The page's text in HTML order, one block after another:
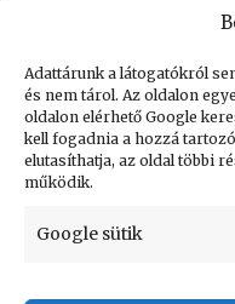
Adattárunk a látogatókról
és nem tárol. Az oldalon
oldalon elérhető Google
kell fogadnia a hozzá
elutasíthatja, az oldal többi
működik.
Google sütik
Létrehozva:
Utolsó módosítás: